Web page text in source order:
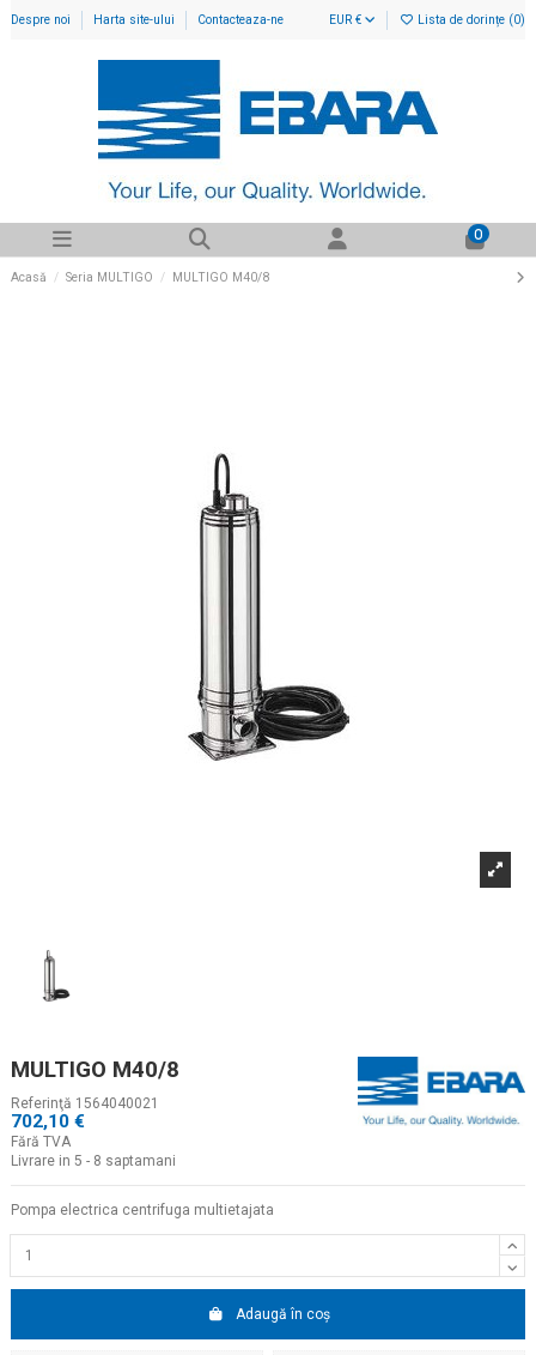
Despre noi Harta site-ului Contacteaza-ne EUR € Lista de dorințe (0)
0
Acasă Seria MULTIGO MULTIGO M40/8
MULTIGO M40/8
Referinţă 1564040021
702,10 €
Fără TVA
Livrare in 5 - 8 saptamani
Pompa electrica centrifuga multietajata
Adaugă în coș